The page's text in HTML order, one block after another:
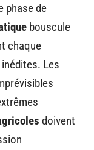
phase de
bouscule
chaque
Les
doivent